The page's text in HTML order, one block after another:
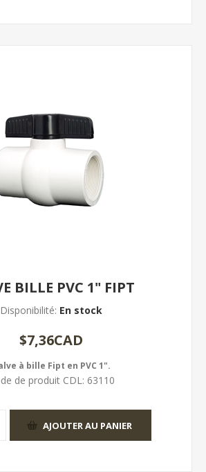
BILLE PVC 1" FIPT
Disponibilité: En stock
$7,36CAD
à bille Fipt en PVC 1".
de produit CDL: 63110